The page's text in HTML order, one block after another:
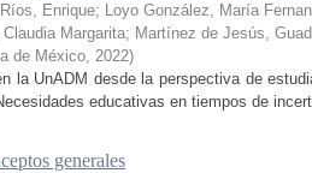
Enrique; Loyo González, María
Margarita; Martínez de Jesús,
de México, 2022)
la UnADM desde la perspectiva de
educativas en tiempos de
generales